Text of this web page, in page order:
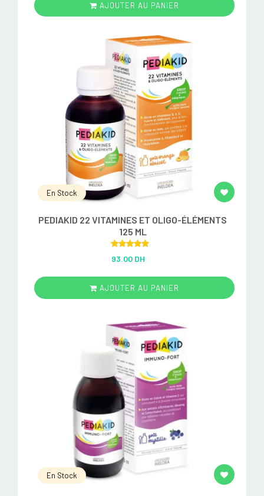
AJOUTER AU PANIER
En Stock
PEDIAKID 22 VITAMINES ET OLIGO-ÉLÉMENTS
125 ML
out of 5
93.00 DH
AJOUTER AU PANIER
En Stock